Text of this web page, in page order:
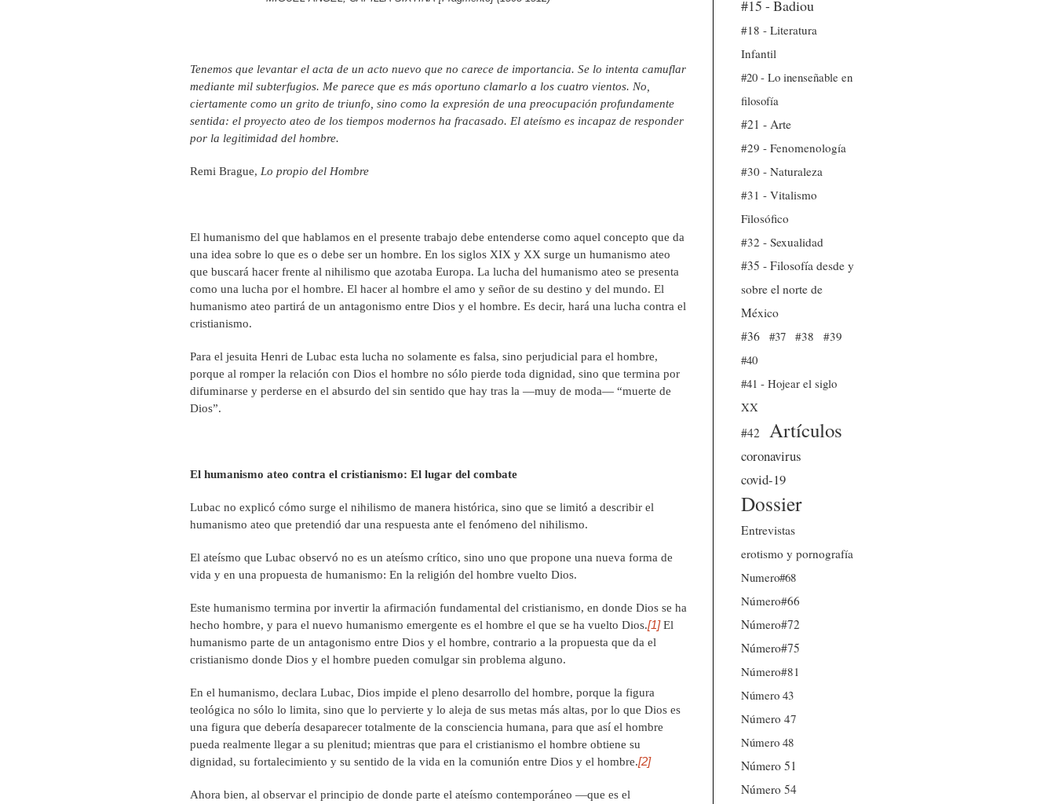
Tenemos que levantar el acta de un acto nuevo que no carece de importancia. Se lo intenta camuflar
mediante mil subterfugios. Me parece que es más oportuno clamarlo a los cuatro vientos. No,
ciertamente como un grito de triunfo, sino como la expresión de una preocupación profundamente
sentida: el proyecto ateo de los tiempos modernos ha fracasado. El ateísmo es incapaz de responder
por la legitimidad del hombre.
Remi Brague, Lo propio del Hombre
El humanismo del que hablamos en el presente trabajo debe entenderse como aquel concepto que da
una idea sobre lo que es o debe ser un hombre. En los siglos XIX y XX surge un humanismo ateo
que buscará hacer frente al nihilismo que azotaba Europa. La lucha del humanismo ateo se presenta
como una lucha por el hombre. El hacer al hombre el amo y señor de su destino y del mundo. El
humanismo ateo partirá de un antagonismo entre Dios y el hombre. Es decir, hará una lucha contra el
cristianismo.
Para el jesuita Henri de Lubac esta lucha no solamente es falsa, sino perjudicial para el hombre,
porque al romper la relación con Dios el hombre no sólo pierde toda dignidad, sino que termina por
difuminarse y perderse en el absurdo del sin sentido que hay tras la —muy de moda— “muerte de
Dios”.
El humanismo ateo contra el cristianismo: El lugar del combate
Lubac no explicó cómo surge el nihilismo de manera histórica, sino que se limitó a describir el
humanismo ateo que pretendió dar una respuesta ante el fenómeno del nihilismo.
El ateísmo que Lubac observó no es un ateísmo crítico, sino uno que propone una nueva forma de
vida y en una propuesta de humanismo: En la religión del hombre vuelto Dios.
Este humanismo termina por invertir la afirmación fundamental del cristianismo, en donde Dios se ha
hecho hombre, y para el nuevo humanismo emergente es el hombre el que se ha vuelto Dios.[1]El
humanismo parte de un antagonismo entre Dios y el hombre, contrario a la propuesta que da el
cristianismo donde Dios y el hombre pueden comulgar sin problema alguno.
En el humanismo, declara Lubac, Dios impide el pleno desarrollo del hombre, porque la figura
teológica no sólo lo limita, sino que lo pervierte y lo aleja de sus metas más altas, por lo que Dios es
una figura que debería desaparecer totalmente de la consciencia humana, para que así el hombre
pueda realmente llegar a su plenitud; mientras que para el cristianismo el hombre obtiene su
dignidad, su fortalecimiento y su sentido de la vida en la comunión entre Dios y el hombre.[2]
Ahora bien, al observar el principio de donde parte el ateísmo contemporáneo —que es el
#15 - Badiou
#18 - Literatura
Infantil
#20 - Lo inenseñable en
filosofía
#21 - Arte
#29 - Fenomenología
#30 - Naturaleza
#31 - Vitalismo
Filosófico
#32 - Sexualidad
#35 - Filosofía desde y
sobre el norte de
México
#36
#37 #38
#39
#40
#41 - Hojear el siglo
XX
#42
Artículos
coronavirus
covid-19
Dossier
Entrevistas
erotismo y pornografía
Numero#68
Número#66
Número#72
Número#75
Número#81
Número 43
Número 47
Número 48
Número 51
Número 54